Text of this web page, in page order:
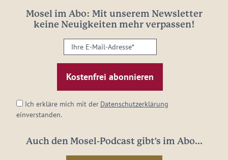
Mosel im Abo: Mit unserem Newsletter
keine Neuigkeiten mehr verpassen!
Ihre
E-
Mail-
Adresse:
Ich erkläre mich mit der Datenschutzerklärung
einverstanden.
Auch den Mosel-Podcast gibt's im Abo...